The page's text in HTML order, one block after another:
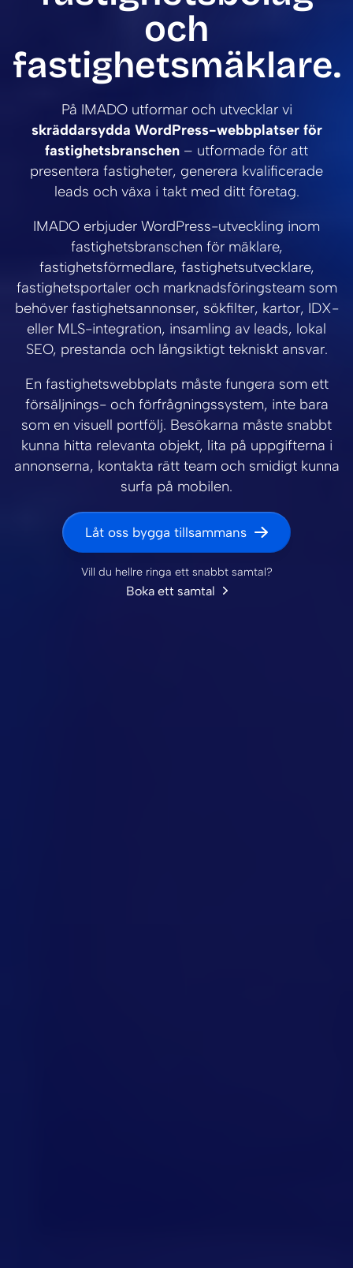
och
fastighetsmäklare.
På IMADO utformar och utvecklar vi
skräddarsydda WordPress-webbplatser för
fastighetsbranschen – utformade för att
presentera fastigheter, generera kvalificerade
leads och växa i takt med ditt företag.
IMADO erbjuder WordPress-utveckling inom
fastighetsbranschen för mäklare,
fastighetsförmedlare, fastighetsutvecklare,
fastighetsportaler och marknadsföringsteam som
behöver fastighetsannonser, sökfilter, kartor, IDX-
eller MLS-integration, insamling av leads, lokal
SEO, prestanda och långsiktigt tekniskt ansvar.
En fastighetswebbplats måste fungera som ett
försäljnings- och förfrågningssystem, inte bara
som en visuell portfölj. Besökarna måste snabbt
kunna hitta relevanta objekt, lita på uppgifterna i
annonserna, kontakta rätt team och smidigt kunna
surfa på mobilen.
Låt oss bygga tillsammans
Vill du hellre ringa ett snabbt samtal?
Boka ett samtal